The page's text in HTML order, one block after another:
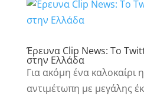
Έρευνα Clip News: Το
στην Ελλάδα
Για ακόμη ένα καλοκαίρι
αντιμέτωπη με μεγάλης